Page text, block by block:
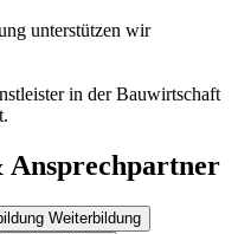
unterstützen wir
in der Bauwirtschaft
Ansprechpartner
Weiterbildung